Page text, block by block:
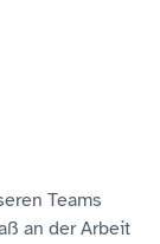
Teams
an der Arbeit